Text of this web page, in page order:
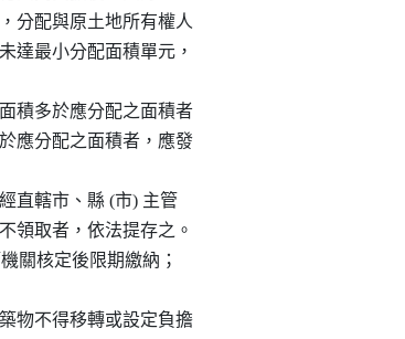
分配與原土地所有權人
達最小分配面積單元，
積多於應分配之面積者
應分配之面積者，應發
直轄市、縣 (市) 主管
領取者，依法提存之。
關核定後限期繳納；
物不得移轉或設定負擔